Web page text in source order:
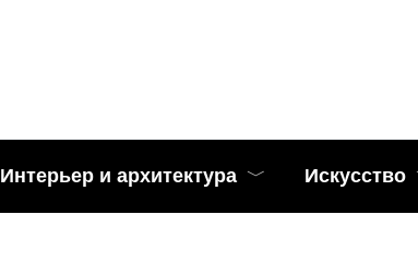
Интерьер и архитектура Искусство